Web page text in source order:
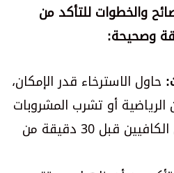
والخطوات للتأكد من
وصحيحة:
حاول الاسترخاء قدر الإمكان،
الرياضية أو تشرب المشروبات
التي تحتوي على الكافيين قبل 30 دقيقة من